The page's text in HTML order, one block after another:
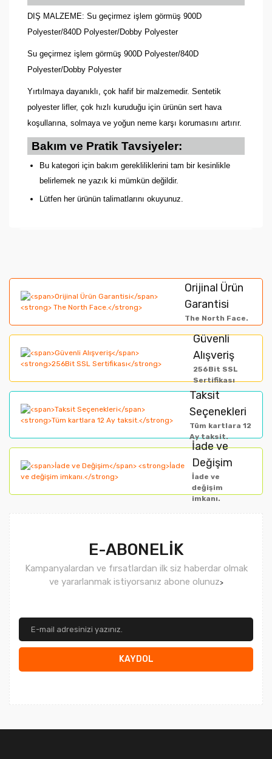
DIŞ MALZEME: Su geçirmez işlem görmüş 900D
Polyester/840D Polyester/Dobby Polyester
Su geçirmez işlem görmüş 900D Polyester/840D
Polyester/Dobby Polyester
Yırtılmaya dayanıklı, çok hafif bir malzemedir. Sentetik
polyester lifler, çok hızlı kuruduğu için ürünün sert hava
koşullarına, solmaya ve yoğun neme karşı korumasını artırır.
Bakım ve Pratik Tavsiyeler:
Bu kategori için bakım gerekliliklerini tam bir kesinlikle
belirlemek ne yazık ki mümkün değildir.
Lütfen her ürünün talimatlarını okuyunuz.
Yorum Yaz
formunu kullanarak tarafımıza iletebilirsiniz.
Görüş ve önerileriniz için teşekkür ederiz.
Ürün resmi kalitesiz, bozuk veya görüntülenemiyor.
Ürün açıklamasında eksik bilgiler bulunuyor.
Bu ürüne benzer farklı alternatifler olmalı.
Orijinal Ürün
Garantisi
The North Face.
Güvenli
Alışveriş
256Bit SSL
Sertifikası
Taksit
Seçenekleri
Tüm kartlara 12
Ay taksit.
İade ve
Değişim
İade ve
değişim
imkanı.
E-ABONELİK
Kampanyalardan ve fırsatlardan ilk siz haberdar olmak
ve yararlanmak istiyorsanız abone olunuz>
KAYDOL